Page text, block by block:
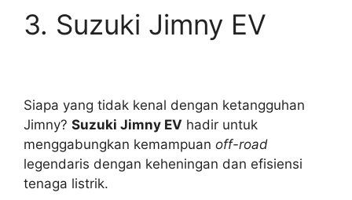
3. Suzuki Jimny EV
Siapa yang tidak kenal dengan ketangguhan
Jimny? Suzuki Jimny EV hadir untuk
menggabungkan kemampuan off-road
legendaris dengan keheningan dan efisiensi
tenaga listrik.